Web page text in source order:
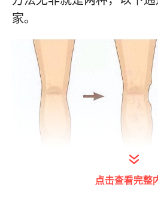
家。
打开今日头条查看图
点击查看完整